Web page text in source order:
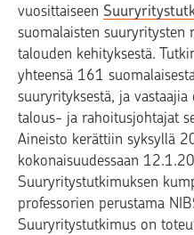
vuosittaiseen
suomalaisten suuryritysten
talouden kehityksestä.
yhteensä 161
suuryrityksestä, ja
talous- ja rahoitusjohtajat
Aineisto kerättiin syksyllä
kokonaisuudessaan
Suuryritystutkimuksen
professorien perustama
Suuryritystutkimus on